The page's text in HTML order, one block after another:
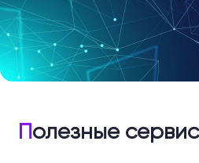
Полезные сервис